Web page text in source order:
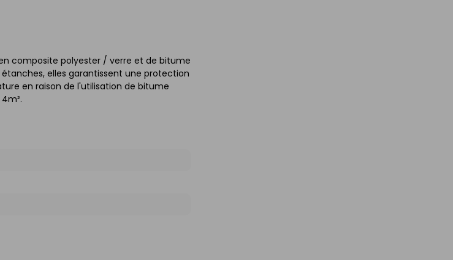
composite polyester / verre et de bitume
elles garantissent une protection
en raison de l'utilisation de bitume